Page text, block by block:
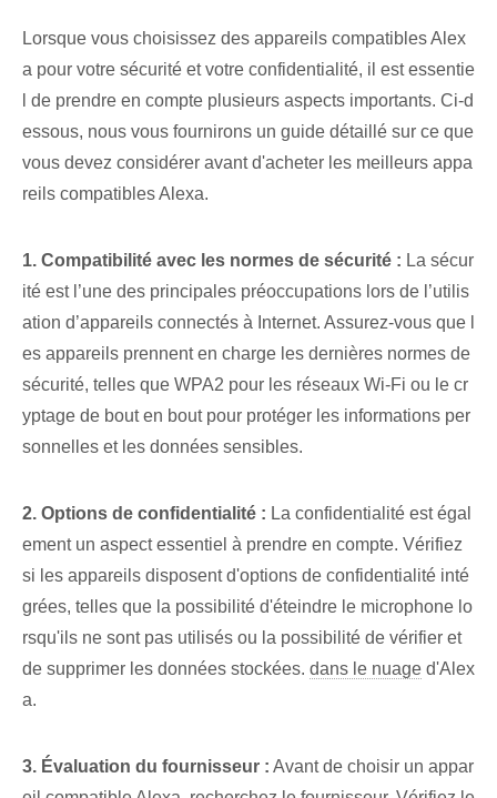
Lorsque vous choisissez des appareils compatibles Alex
a pour votre sécurité et votre confidentialité, il est essentie
l de prendre en compte plusieurs aspects importants. Ci-d
essous⁢, nous vous fournirons un guide détaillé sur ce que
vous devez considérer avant d'acheter les meilleurs appa
reils compatibles Alexa.
1. Compatibilité avec les normes de sécurité : La sécur
ité est l’une des principales préoccupations lors de l’utilis
ation d’appareils connectés à Internet. Assurez-vous que l
es appareils prennent en charge les dernières normes de
sécurité, telles que WPA2 pour les réseaux Wi-Fi ou le cr
yptage de bout en bout pour protéger les informations per
sonnelles et les données sensibles.
2.⁢ Options de confidentialité : La confidentialité est égal
ement un aspect essentiel à prendre en compte. Vérifiez
si les appareils disposent d'options de confidentialité inté
grées, telles que la possibilité d'éteindre le microphone lo
rsqu'ils ne sont pas utilisés ou la possibilité de vérifier et
de supprimer les données stockées. dans le nuage d'Alex
a.
3. Évaluation du fournisseur : Avant de choisir un appar